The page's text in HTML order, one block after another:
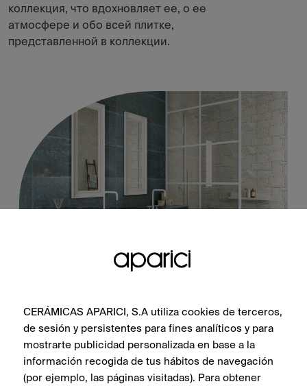
коллекция, что вдохновляет ее, о ее
атмосфере и обо всей плитке,
представленной в коллекции.
ПОСМОТРЕТЬ КОЛЛЕКЦИЮ
CERÁMICAS APARICI, S.A utiliza cookies de terceros,
de sesión y persistentes para fines analíticos y para
mostrarte publicidad personalizada en base a la
información recogida de tus hábitos de navegación
(por ejemplo, las páginas visitadas). Para obtener